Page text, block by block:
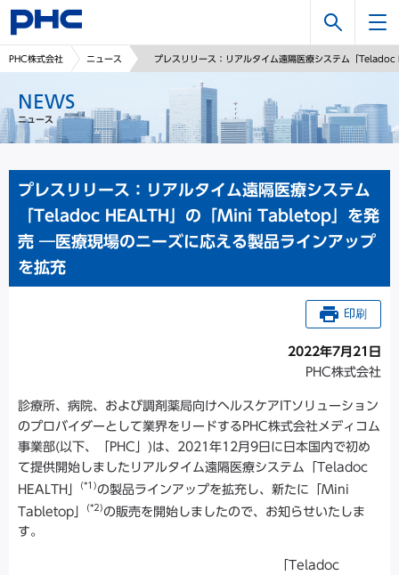
検
索
PHC株式会社 ニュース プレスリリース：リアルタイム遠隔医療システム「
NEWS
ニュース
プレスリリース：リアルタイム遠隔医療システム
「Teladoc HEALTH」の「Mini Tabletop」を発
売 ―医療現場のニーズに応える製品ラインアップ
を拡充
印刷
2022年7月21日
PHC株式会社
診療所、病院、および調剤薬局向けヘルスケアITソリューション
のプロバイダーとして業界をリードするPHC株式会社メディコム
事業部(以下、「PHC」)は、2021年12月9日に日本国内で初め
て提供開始しましたリアルタイム遠隔医療システム「Teladoc
HEALTH」
(*1) の製品ラインアップを拡充し、新たに「Mini
Tabletop」
(*2) の販売を開始しましたので、お知らせいたしま
す。
「Teladoc